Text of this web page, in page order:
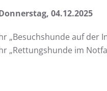
04.12.2025
„Besuchshunde auf der
„Rettungshunde im